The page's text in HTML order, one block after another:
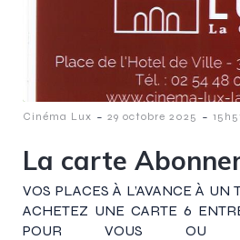
Cinéma Lux - 29 octobre 2025 -
La carte
VOS PLACES À L’AVANCE À UN
ACHETEZ UNE CARTE 6
POUR VOUS OU